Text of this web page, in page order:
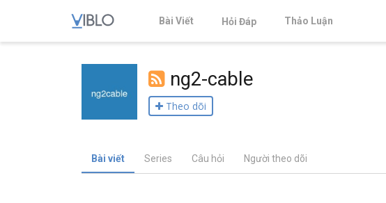
Bài Viết Hỏi Đáp Thảo Luận
ng2-cable
Theo dõi
Bài viết Series Câu hỏi Người theo dõi